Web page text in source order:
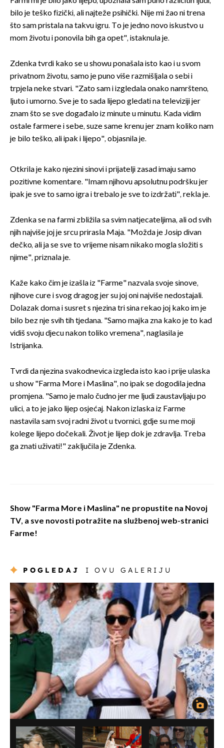
bilo je teško fizički, ali najteže psihički. Nije mi žao ni trena
što sam pristala na takvu igru. To je jedno novo iskustvo u
mom životu i ponovila bih ga opet", istaknula je.
Zdenka tvrdi kako se u showu ponašala isto kao i u svom
privatnom životu, samo je puno više razmišljala o sebi i
trpjela neke stvari. "Zato sam i izgledala onako namršteno,
ljuto i umorno. Sve je to sada lijepo gledati na televiziji jer
znam što se sve događalo iz minute u minutu. Kada vidim
ostale farmere i sebe, suze same krenu jer znam koliko nam
je bilo teško, ali ipak i lijepo", objasnila je.
Otkrila je kako njezini sinovi i prijatelji zasad imaju samo
pozitivne komentare. "Imam njihovu apsolutnu podršku jer
ipak je sve to samo igra i trebalo je sve to izdržati", rekla je.
Zdenka se na farmi zbližila sa svim natjecateljima, ali od svih
njih najviše joj je srcu prirasla Maja. "Možda je Josip divan
dečko, ali ja se sve to vrijeme nisam nikako mogla složiti s
njime", priznala je.
Kaže kako čim je izašla iz "Farme" nazvala svoje sinove,
njihove cure i svog dragog jer su joj oni najviše nedostajali.
Dolazak doma i susret s njezina tri sina rekao joj kako im je
bilo bez nje svih tih tjedana. "Samo majka zna kako je to kad
vidiš svoju djecu nakon toliko vremena", naglasila je
Istrijanka.
Tvrdi da njezina svakodnevica izgleda isto kao i prije ulaska
u show "Farma More i Maslina", no ipak se dogodila jedna
promjena. "Samo je malo čudno jer me ljudi zaustavljaju po
ulici, a to je jako lijep osjećaj. Nakon izlaska iz Farme
nastavila sam svoj radni život u tvornici, gdje su me moji
kolege lijepo dočekali. Život je lijep dok je zdravlja. Treba
ga znati uživati!" zaključila je Zdenka.
Show "Farma More i Maslina" ne propustite na Novoj
TV, a sve novosti potražite na službenoj web-stranici
Farme!
POGLEDAJ I OVU GALERIJU